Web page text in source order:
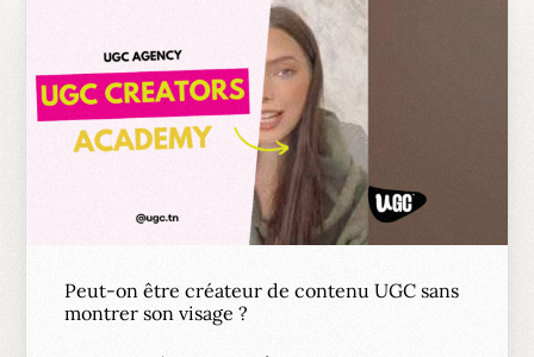
Peut-on être créateur de contenu UGC sans
montrer son visage ?